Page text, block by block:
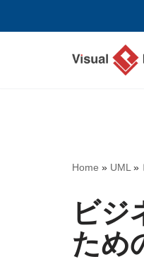
Home » UML »
ビジ
ため